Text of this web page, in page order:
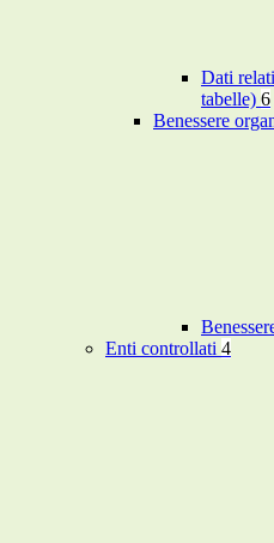
Dati
tabelle) 6
Benessere
Enti controllati 4